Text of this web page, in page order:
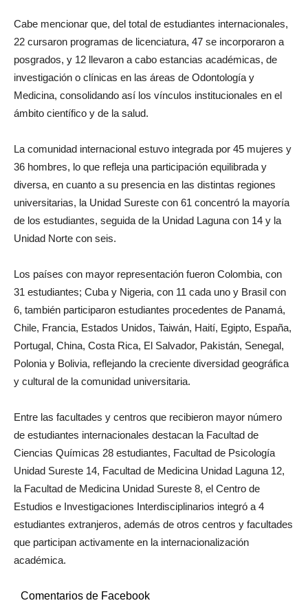
Cabe mencionar que, del total de estudiantes internacionales,
22 cursaron programas de licenciatura, 47 se incorporaron a
posgrados, y 12 llevaron a cabo estancias académicas, de
investigación o clínicas en las áreas de Odontología y
Medicina, consolidando así los vínculos institucionales en el
ámbito científico y de la salud.
La comunidad internacional estuvo integrada por 45 mujeres y
36 hombres, lo que refleja una participación equilibrada y
diversa, en cuanto a su presencia en las distintas regiones
universitarias, la Unidad Sureste con 61 concentró la mayoría
de los estudiantes, seguida de la Unidad Laguna con 14 y la
Unidad Norte con seis.
Los países con mayor representación fueron Colombia, con
31 estudiantes; Cuba y Nigeria, con 11 cada uno y Brasil con
6, también participaron estudiantes procedentes de Panamá,
Chile, Francia, Estados Unidos, Taiwán, Haití, Egipto, España,
Portugal, China, Costa Rica, El Salvador, Pakistán, Senegal,
Polonia y Bolivia, reflejando la creciente diversidad geográfica
y cultural de la comunidad universitaria.
Entre las facultades y centros que recibieron mayor número
de estudiantes internacionales destacan la Facultad de
Ciencias Químicas 28 estudiantes, Facultad de Psicología
Unidad Sureste 14, Facultad de Medicina Unidad Laguna 12,
la Facultad de Medicina Unidad Sureste 8, el Centro de
Estudios e Investigaciones Interdisciplinarios integró a 4
estudiantes extranjeros, además de otros centros y facultades
que participan activamente en la internacionalización
académica.
Comentarios de Facebook